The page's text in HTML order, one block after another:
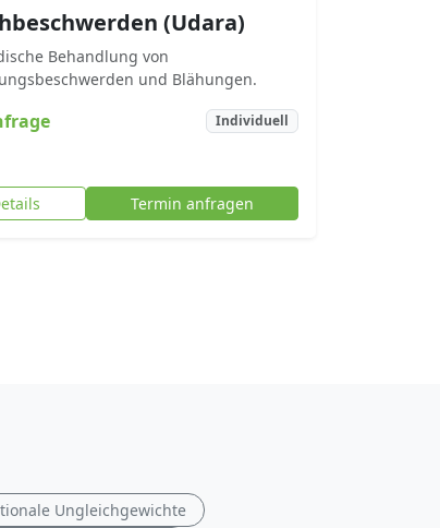
(Udara)
Behandlung von
und Blähungen.
Individuell
Termin anfragen
Ungleichgewichte